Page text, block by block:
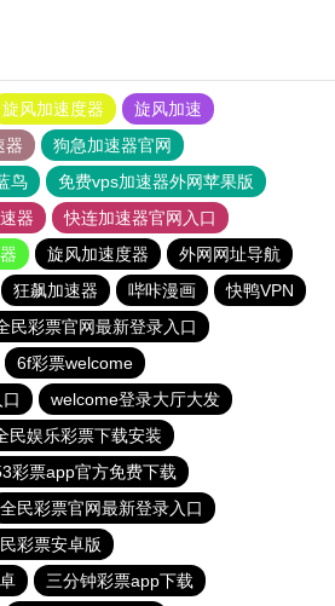
旋风加速度器
旋风加速
器
狗急加速器官网
鸟
免费vps加速器外网苹果版
器
快连加速器官网入口
旋风加速度器
外网网址导航
狂飙加速器 哔咔漫画
快鸭VPN
民彩票官网最新登录入口
6f彩票welcome
welcome登录大厅大发
民娱乐彩票下载安装
彩票app官方免费下载
全民彩票官网最新登录入口
彩票安卓版
三分钟彩票app下载